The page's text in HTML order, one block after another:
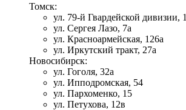
Томск:
ул. 79-й Гвардейской дивизии, 1
ул. Сергея Лазо, 7а
ул. Красноармейская, 126а
ул. Иркутский тракт, 27а
Новосибирск:
ул. Гоголя, 32а
ул. Ипподромская, 54
ул. Пархоменко, 15
ул. Петухова, 12в